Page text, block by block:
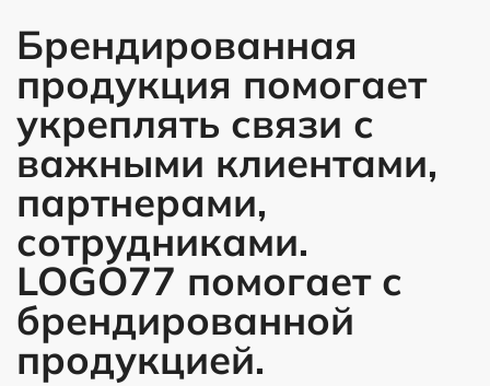
Брендированная
продукция помогает
укреплять связи с
важными клиентами,
партнерами,
сотрудниками.
LOGO77 помогает с
брендированной
продукцией.